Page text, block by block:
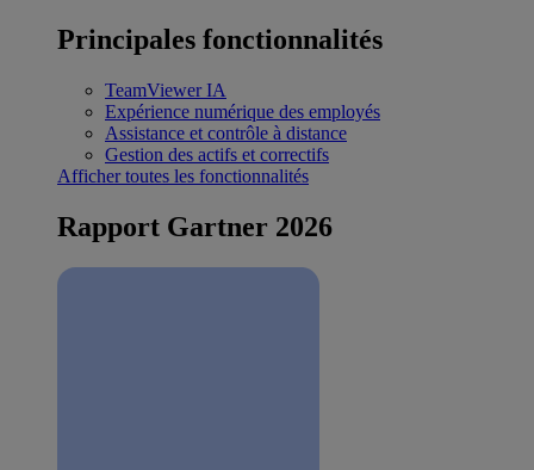
Principales fonctionnalités
TeamViewer IA
Expérience numérique des employés
Assistance et contrôle à distance
Gestion des actifs et correctifs
Afficher toutes les fonctionnalités
Rapport Gartner 2026